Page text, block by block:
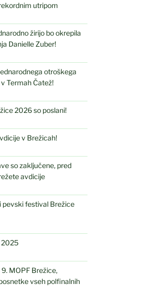
utripom
žirijo bo okrepila
Danielle Zuber!
otroškega
Termah Čatež!
2026 so poslani!
v Brežicah!
so zaključene, pred
avdicije
pevski festival Brežice
2025
MOPF Brežice,
vseh polfinalnih